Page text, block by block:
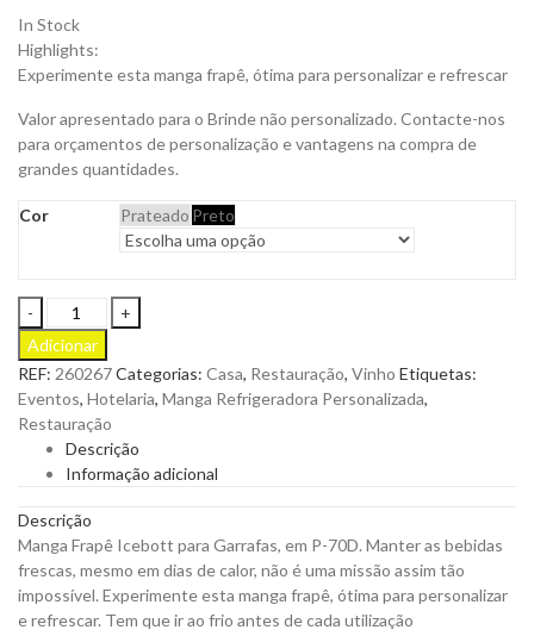
In Stock
Highlights:
Experimente esta manga frapê, ótima para personalizar e refrescar
Valor apresentado para o Brinde não personalizado. Contacte-nos
para orçamentos de personalização e vantagens na compra de
grandes quantidades.
Cor Prateado Preto
Manga
Frapê
para
Garrafas
Icebott
para
Personalizar
quantity
Adicionar
REF: 260267Categorias: Casa, Restauração, Vinho Etiquetas:
Eventos, Hotelaria, Manga Refrigeradora Personalizada,
Restauração
Descrição
Informação adicional
Descrição
Manga Frapê Icebott para Garrafas, em P-70D. Manter as bebidas
frescas, mesmo em dias de calor, não é uma missão assim tão
impossível. Experimente esta manga frapê, ótima para personalizar
e refrescar. Tem que ir ao frio antes de cada utilização